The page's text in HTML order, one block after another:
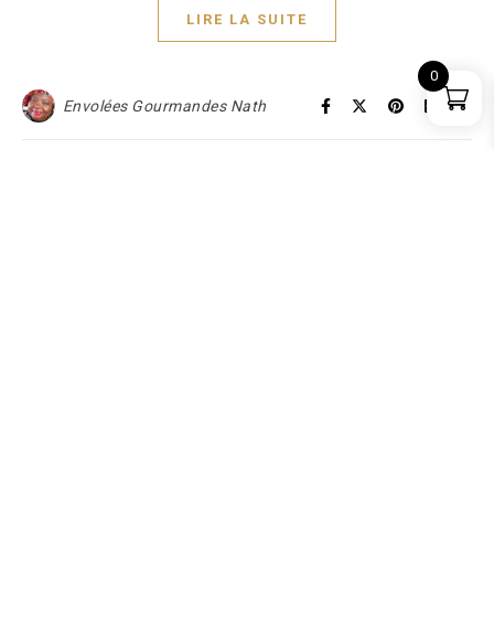
LIRE LA SUITE
Envolées Gourmandes Nath
0